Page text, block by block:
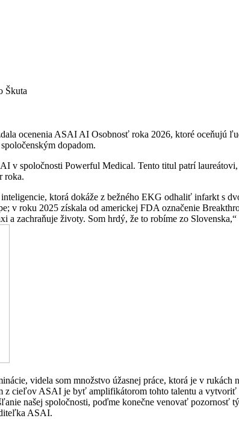
Škuta
ocenenia ASAI AI Osobnosť roka 2026, ktoré oceňujú
dopadom.
spoločnosti Powerful Medical. Tento titul patrí
roka.
ktorá dokáže z bežného EKG odhaliť infarkt s
v roku 2025 získala od americkej FDA označenie
zachraňuje životy. Som hrdý, že to robíme zo
videla som množstvo úžasnej práce, ktorá je v
z cieľov ASAI je byť amplifikátorom tohto talentu a
našej spoločnosti, poďme konečne venovať pozornosť
ASAI.